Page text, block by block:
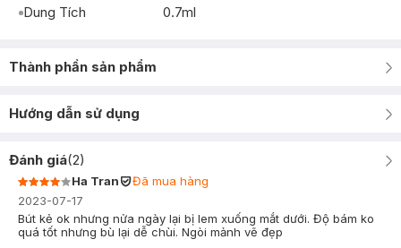
Dung Tích
0.7ml
Thành phần sản phẩm
Hướng dẫn sử dụng
Đánh giá(2)
Ha Tran
Đã mua hàng
2023-07-17
Bút kẻ ok nhưng nửa ngày lại bị lem xuống mắt dưới. Độ bám ko
quá tốt nhưng bù lại dễ chùi. Ngòi mảnh vẽ đẹp